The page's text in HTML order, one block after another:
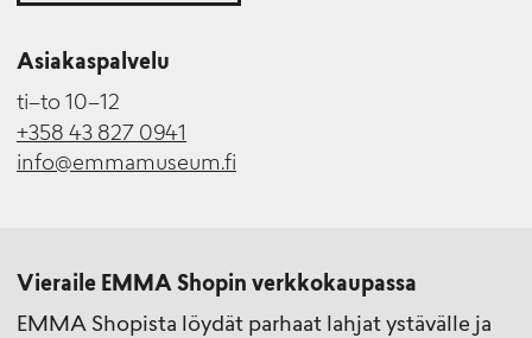
Asiakaspalvelu
ti–to 10–12
+358 43 827 0941
info@emmamuseum.fi
Vieraile EMMA Shopin verkkokaupassa
EMMA Shopista löydät parhaat lahjat ystävälle ja